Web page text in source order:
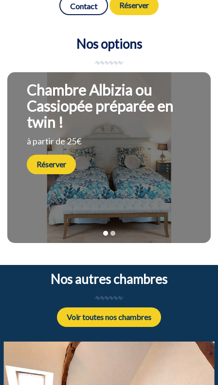
Contact Réserver
Nos options
Chambre Albizia ou
Cassiopée préparée en
twin !
à partir de 25€
Réserver
1 2
Nos autres chambres
Voir toutes nos chambres